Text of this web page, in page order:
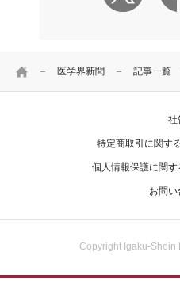
HOME 医学界新聞 記事一覧
社
特定商取引に関す
個人情報保護に関
お問
Copyright Igaku-Shoin